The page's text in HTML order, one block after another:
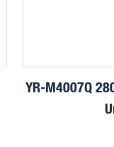
YR-M4007Q